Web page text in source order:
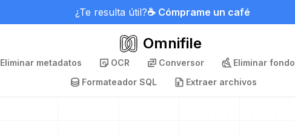
¿Te resulta útil?☕ Cómprame un café
Omnifile
Eliminar metadatos OCR Conversor Eliminar fondo
Formateador SQL
Extraer archivos